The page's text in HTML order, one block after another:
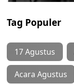
Tag Populer
17 Agustus
Acara Agustus